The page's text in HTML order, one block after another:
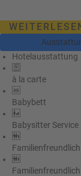
Hotelausstattung
à la carte
Babybett
Babysitter Service
Familienfreundlich
Familienfreundlich